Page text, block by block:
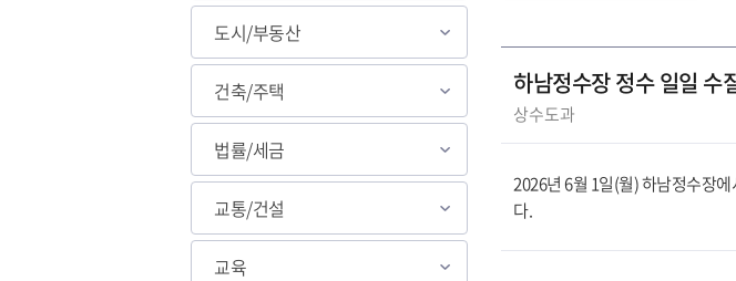
교육
도시/부동산
건축/주택
법률/세금
교통/건설
교육
하남정수장 정수 일일
상수도과
2026년 6월 1일(월) 하남정수장
다.